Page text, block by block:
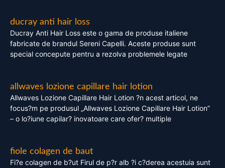
ducray anti hair loss
Ducray Anti Hair Loss este o gama de produse italiene
fabricate de brandul Sereni Capelli. Aceste produse sunt
special concepute pentru a rezolva problemele legate
allwaves lozione capillare hair lotion
Allwaves Lozione Capillare Hair Lotion ?n acest articol, ne
focus?m pe produsul „Allwaves Lozione Capillare Hair Lotion”
– o lo?iune capilar? inovatoare care ofer? multiple
fiole colagen de baut
Fi?e colagen de b?ut Firul de p?r alb ?i c?derea acestuia sunt